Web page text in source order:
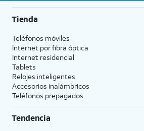
Tienda
Teléfonos móviles
Internet por fibra óptica
Internet residencial
Tablets
Relojes inteligentes
Accesorios inalámbricos
Teléfonos prepagados
Tendencia